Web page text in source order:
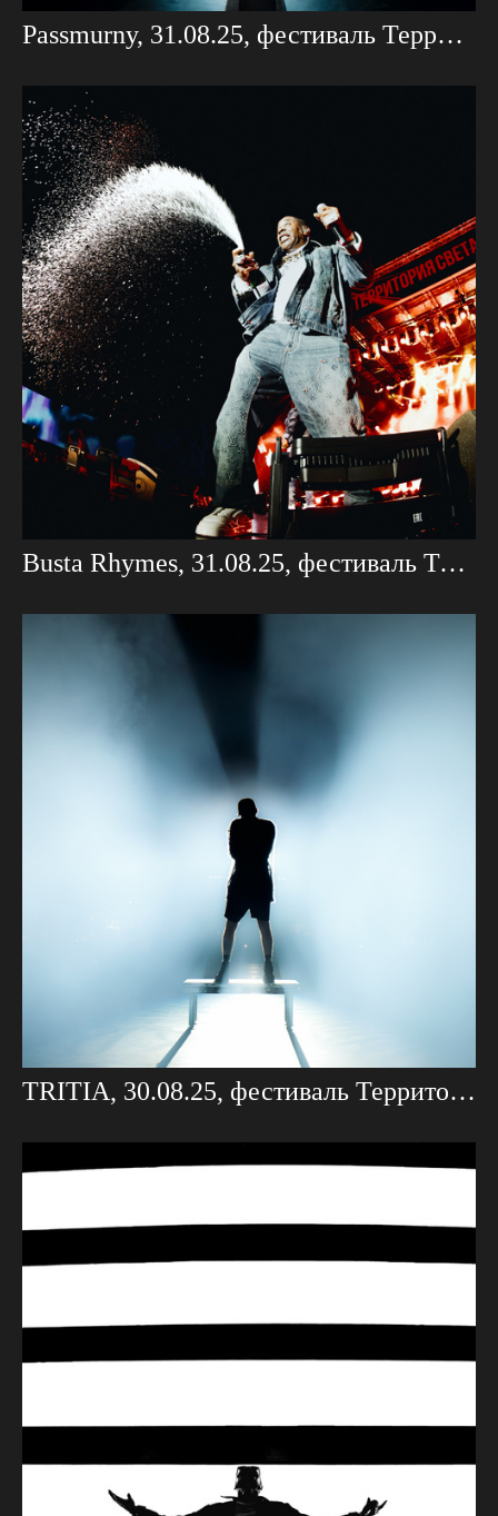
Passmurny, 31.08.25, фестиваль Территория Света Проекция
Busta Rhymes, 31.08.25, фестиваль Территория Света Проекция
TRITIA, 30.08.25, фестиваль Территория Света Проекция